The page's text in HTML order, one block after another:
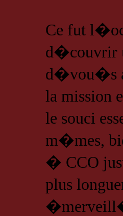
Ce fut
d�couvrir
d�vou�s
la mission
le souci
m�mes,
� CCO
plus